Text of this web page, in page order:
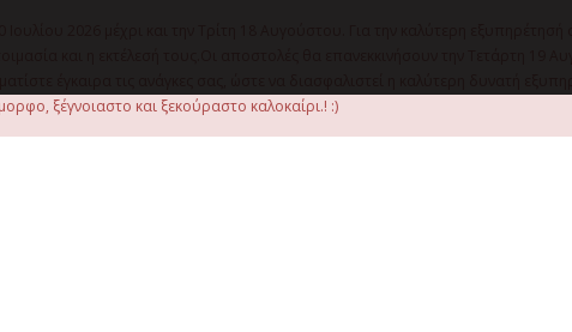
2026 μέχρι και την Τρίτη 18 Αυγούστου. Για την καλύτερη
και η εκτέλεσή τους.Οι αποστολές θα επανεκκινήσουν την Τετάρτη
έγκαιρα τις ανάγκες σας, ώστε να διασφαλιστεί η καλύτερη δυνατή
ξέγνοιαστο και ξεκούραστο καλοκαίρι.! :)